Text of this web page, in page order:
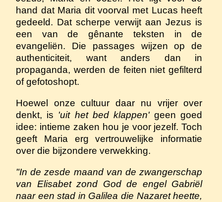
hand dat Maria dit voorval met Lucas heeft
gedeeld. Dat scherpe verwijt aan Jezus is
een van de gênante teksten in de
evangeliën. Die passages wijzen op de
authenticiteit, want anders dan in
propaganda, werden de feiten niet gefilterd
of gefotoshopt.
Hoewel onze cultuur daar nu vrijer over
denkt, is 'uit het bed klappen'geen goed
idee: intieme zaken hou je voor jezelf. Toch
geeft Maria erg vertrouwelijke informatie
over die bijzondere verwekking.
"In de zesde maand van de zwangerschap
van Elisabet zond God de engel Gabriël
naar een stad in Galilea die Nazaret heette,